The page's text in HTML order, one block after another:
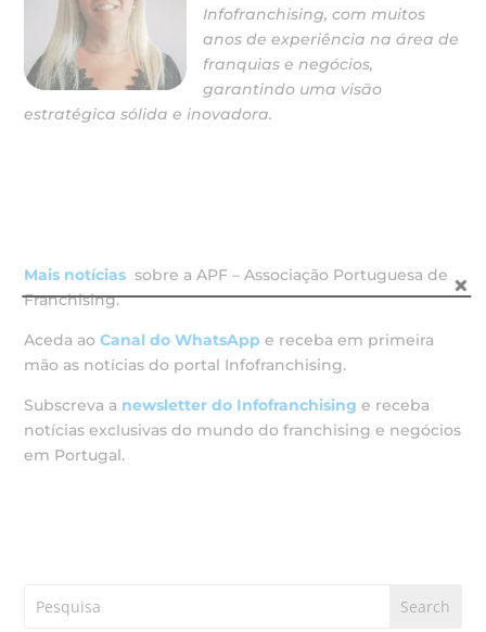
Infofranchising, com muitos
anos de experiência na área de
franquias e negócios,
garantindo uma visão
estratégica sólida e inovadora.
Mais notícias sobre a APF – Associação Portuguesa de
Franchising.
Aceda aoCanal do WhatsApp e receba em primeira
mão as notícias do portal Infofranchising.
Subscreva a newsletter do Infofranchising e receba
notícias exclusivas do mundo do franchising e negócios
em Portugal.